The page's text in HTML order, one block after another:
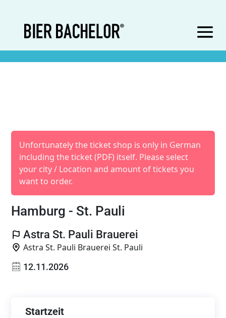
Unfortunately the ticket shop is only in German
including the ticket (PDF) itself. Please select
your city / Location and amount of tickets you
want to order.
Hamburg - St. Pauli
Astra St. Pauli Brauerei
Astra St. Pauli Brauerei St. Pauli
12.11.2026
Startzeit